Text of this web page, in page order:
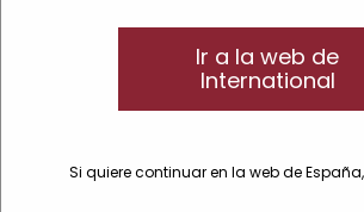
Ir a la web de
International
Si quiere continuar en la web de